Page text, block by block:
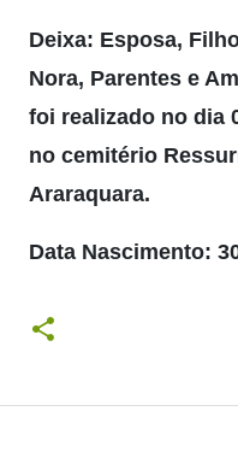
Deixa: Esposa,
Nora, Parentes e
foi realizado no dia
no cemitério
Araraquara.
Data Nascimento: